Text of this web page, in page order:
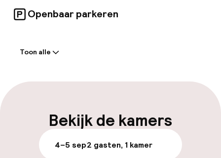
Openbaar parkeren
Bagageruimte
Parkeren & mobiliteit
Parkeergelegenheid op eigen terrein
(buiten)
Toon alle
Bekijk de kamers
4–5 sep2 gasten, 1 kamer